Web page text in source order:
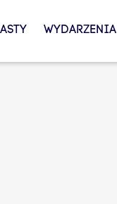
WYDARZENIA